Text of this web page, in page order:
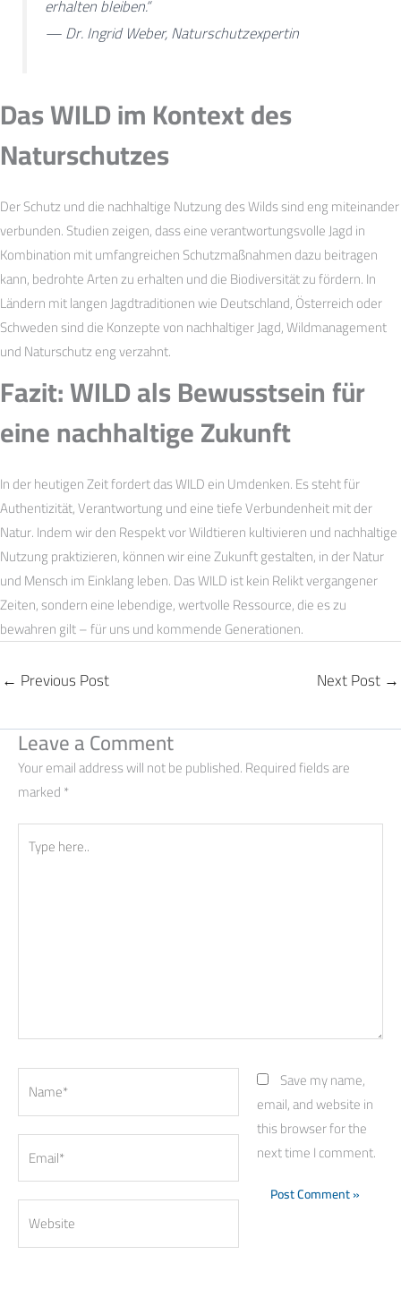
erhalten bleiben.“
— Dr. Ingrid Weber, Naturschutzexpertin
Das WILD im Kontext des
Naturschutzes
Der Schutz und die nachhaltige Nutzung des Wilds sind eng miteinander
verbunden. Studien zeigen, dass eine verantwortungsvolle Jagd in
Kombination mit umfangreichen Schutzmaßnahmen dazu beitragen
kann, bedrohte Arten zu erhalten und die Biodiversität zu fördern. In
Ländern mit langen Jagdtraditionen wie Deutschland, Österreich oder
Schweden sind die Konzepte von nachhaltiger Jagd, Wildmanagement
und Naturschutz eng verzahnt.
Fazit: WILD als Bewusstsein für
eine nachhaltige Zukunft
In der heutigen Zeit fordert das WILD ein Umdenken. Es steht für
Authentizität, Verantwortung und eine tiefe Verbundenheit mit der
Natur. Indem wir den Respekt vor Wildtieren kultivieren und nachhaltige
Nutzung praktizieren, können wir eine Zukunft gestalten, in der Natur
und Mensch im Einklang leben. Das WILD ist kein Relikt vergangener
Zeiten, sondern eine lebendige, wertvolle Ressource, die es zu
bewahren gilt – für uns und kommende Generationen.
← Previous Post Next Post →
Leave a Comment
Your email address will not be published.Required fields are
marked*
Type
here..
Save my name,
email, and website in
this browser for the
next time I comment.